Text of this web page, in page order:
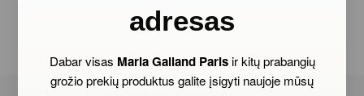
adresas
Dabar visas Maria Galland Parisir kitų prabangių
grožio prekių produktus galite įsigyti naujoje mūsų
L’ÈNERGIE DE LA BEAUTÈ